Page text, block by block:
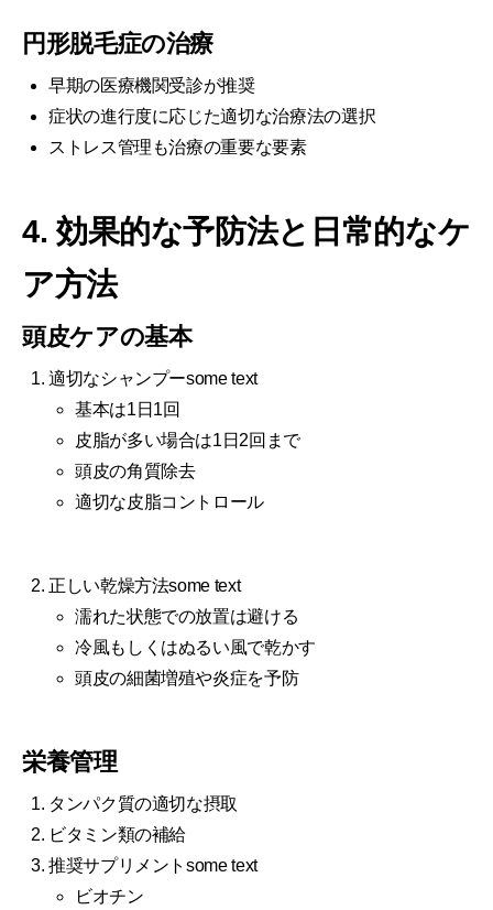
円形脱毛症の治療
早期の医療機関受診が推奨
症状の進行度に応じた適切な治療法の選択
ストレス管理も治療の重要な要素
4. 効果的な予防法と日常的なケ
ア方法
頭皮ケアの基本
適切なシャンプーsome text
基本は1日1回
皮脂が多い場合は1日2回まで
頭皮の角質除去
適切な皮脂コントロール
正しい乾燥方法some text
濡れた状態での放置は避ける
冷風もしくはぬるい風で乾かす
頭皮の細菌増殖や炎症を予防
栄養管理
タンパク質の適切な摂取
ビタミン類の補給
推奨サプリメントsome text
ビオチン